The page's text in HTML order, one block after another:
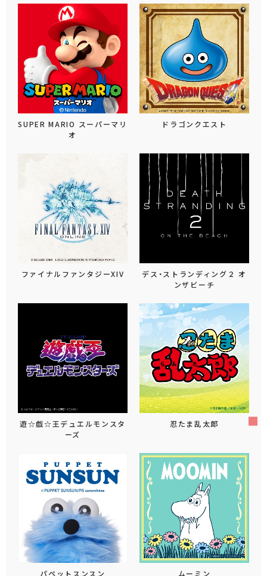
SUPER MARIO スーパーマリ
オ
ドラゴンクエスト
ファイナルファンタジーXIV
デス・ストランディング２ オ
ンザビーチ
遊☆戯☆王デュエルモンスタ
ーズ
忍たま乱太郎
パペットスンスン ムーミン